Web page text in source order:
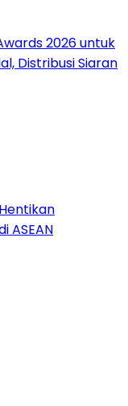
2026 untuk
Distribusi Siaran
ASEAN